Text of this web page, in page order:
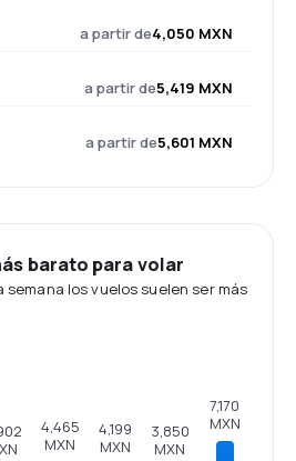
a partir de4,050 MXN
a partir de5,419 MXN
a partir de5,601 MXN
barato para volar
semana los vuelos suelen ser más
4,465
MXN
4,199
MXN
3,850
MXN
7,170
MXN